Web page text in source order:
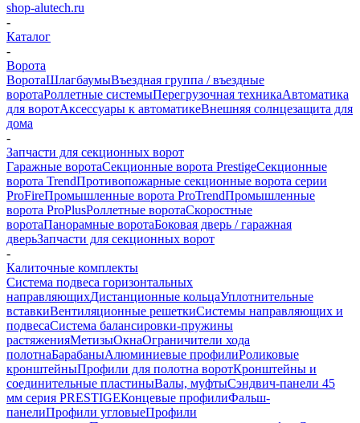
shop-alutech.ru
-
Каталог
-
Ворота
ВоротаШлагбаумыВъездная группа / въездные
воротаРоллетные системыПерегрузочная техникаАвтоматика
для воротАксессуары к автоматикеВнешняя солнцезащита для
дома
-
Запчасти для секционных ворот
Гаражные воротаСекционные ворота PrestigeСекционные
ворота TrendПротивопожарные секционные ворота серии
ProFireПромышленные ворота ProTrendПромышленные
ворота ProPlusРоллетные воротаСкоростные
воротаПанорамные воротаБоковая дверь / гаражная
дверьЗапчасти для секционных ворот
-
Калиточные комплекты
Система подвеса горизонтальных
направляющихДистанционные кольцаУплотнительные
вставкиВентиляционные решеткиСистемы направляющих и
подвесаСистема балансировки-пружины
растяженияМетизыОкнаОграничители хода
полотнаБарабаныАлюминиевые профилиРоликовые
кронштейныПрофили для полотна воротКронштейны и
соединительные пластиныВалы, муфтыСэндвич-панели 45
мм серия PRESTIGEКонцевые профилиФальш-
панелиПрофили угловыеПрофили